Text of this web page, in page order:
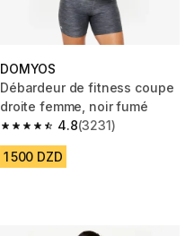
DOMYOS
Débardeur de fitness coupe
droite femme, noir fumé
4.8
4.8 out of 5 stars from 3231
(3231)
1 500 DZD